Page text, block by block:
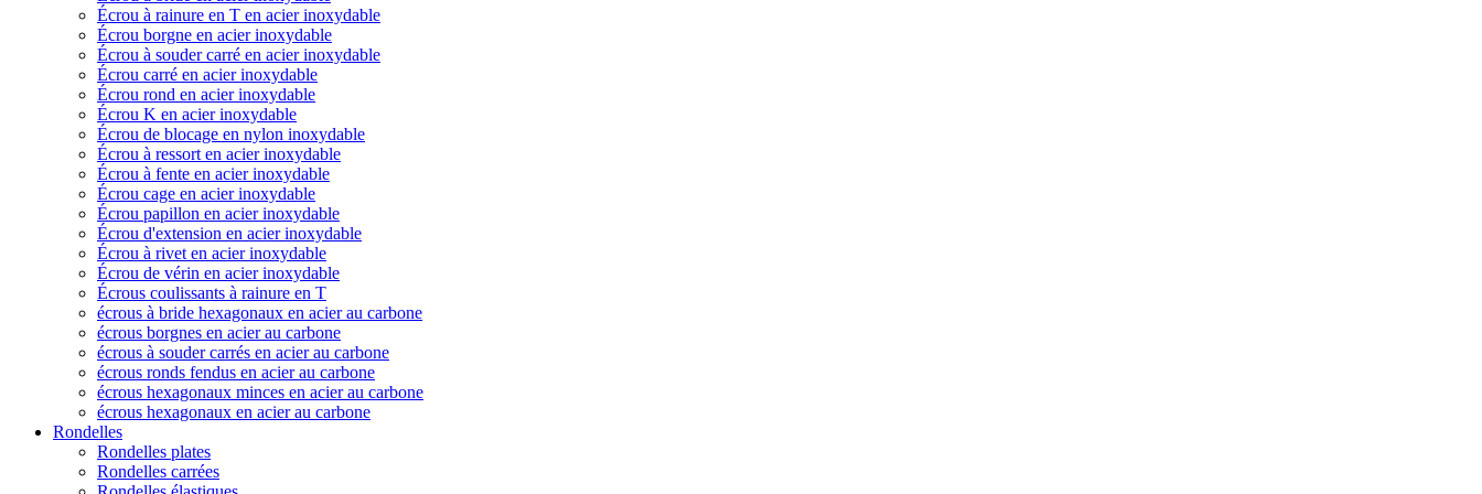
Écrou à rainure en T en acier inoxydable
Écrou borgne en acier inoxydable
Écrou à souder carré en acier inoxydable
Écrou carré en acier inoxydable
Écrou rond en acier inoxydable
Écrou K en acier inoxydable
Écrou de blocage en nylon inoxydable
Écrou à ressort en acier inoxydable
Écrou à fente en acier inoxydable
Écrou cage en acier inoxydable
Écrou papillon en acier inoxydable
Écrou d'extension en acier inoxydable
Écrou à rivet en acier inoxydable
Écrou de vérin en acier inoxydable
Écrous coulissants à rainure en T
écrous à bride hexagonaux en acier au carbone
écrous borgnes en acier au carbone
écrous à souder carrés en acier au carbone
écrous ronds fendus en acier au carbone
écrous hexagonaux minces en acier au carbone
écrous hexagonaux en acier au carbone
Rondelles
Rondelles plates
Rondelles carrées